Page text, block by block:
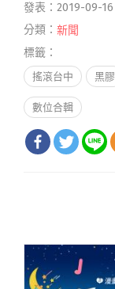
發表：2019-09-16
分類： 新聞
標籤：
搖滾台中 黑膠
數位合輯